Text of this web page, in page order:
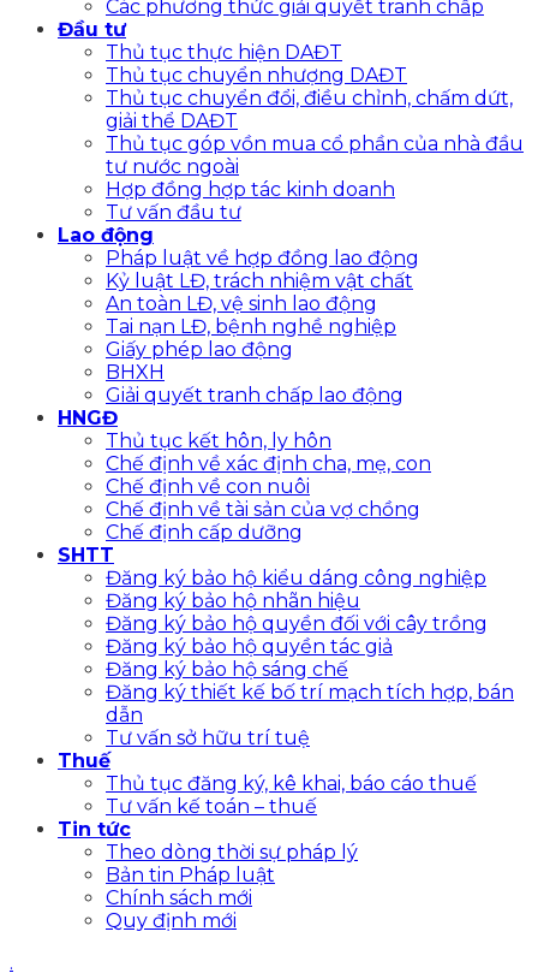
Các phương thức giải quyết tranh chấp
Đầu tư
Thủ tục thực hiện DAĐT
Thủ tục chuyển nhượng DAĐT
Thủ tục chuyển đổi, điều chỉnh, chấm dứt,
giải thể DAĐT
Thủ tục góp vồn mua cổ phần của nhà đầu
tư nước ngoài
Hợp đồng hợp tác kinh doanh
Tư vấn đầu tư
Lao động
Pháp luật về hợp đồng lao động
Kỷ luật LĐ, trách nhiệm vật chất
An toàn LĐ, vệ sinh lao động
Tai nạn LĐ, bệnh nghề nghiệp
Giấy phép lao động
BHXH
Giải quyết tranh chấp lao động
HNGĐ
Thủ tục kết hôn, ly hôn
Chế định về xác định cha, mẹ, con
Chế định về con nuôi
Chế định về tài sản của vợ chồng
Chế định cấp dưỡng
SHTT
Đăng ký bảo hộ kiểu dáng công nghiệp
Đăng ký bảo hộ nhãn hiệu
Đăng ký bảo hộ quyền đối với cây trồng
Đăng ký bảo hộ quyền tác giả
Đăng ký bảo hộ sáng chế
Đăng ký thiết kế bố trí mạch tích hợp, bán
dẫn
Tư vấn sở hữu trí tuệ
Thuế
Thủ tục đăng ký, kê khai, báo cáo thuế
Tư vấn kế toán – thuế
Tin tức
Theo dòng thời sự pháp lý
Bản tin Pháp luật
Chính sách mới
Quy định mới
.